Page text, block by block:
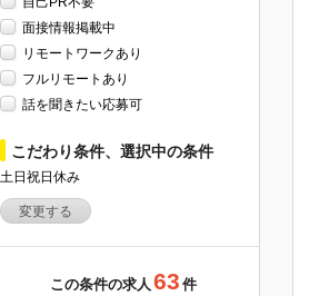
面接情報掲載中
リモートワークあり
フルリモートあり
話を聞きたい応募可
こだわり条件、選択中の条件
土日祝日休み
変更する
この条件の求人 63 件